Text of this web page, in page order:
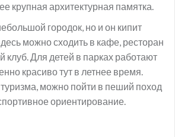
крупная архитектурная памятка.
городок, но и он кипит
можно сходить в кафе, ресторан
клуб. Для детей в парках работают
красиво тут в летнее время.
можно пойти в пеший поход
ориентирование.